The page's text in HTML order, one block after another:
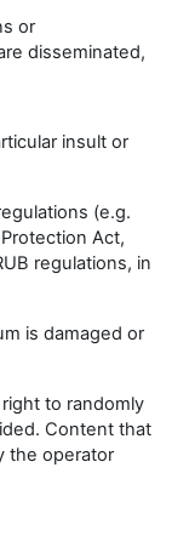
or
disseminated,
insult or
(e.g.
Act,
regulations, in
is damaged or
to randomly
Content that
the operator